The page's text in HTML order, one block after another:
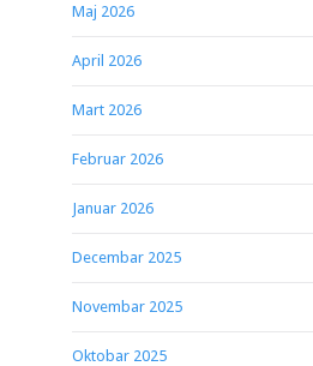
Maj 2026
April 2026
Mart 2026
Februar 2026
Januar 2026
Decembar 2025
Novembar 2025
Oktobar 2025